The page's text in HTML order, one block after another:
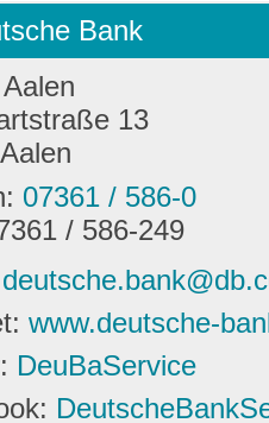
Bank
13
07361 / 586-0
/ 586-249
www.deutsche-
DeuBaService